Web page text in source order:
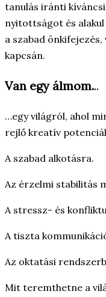
tanulás iránti
nyitottságot és
a szabad
kapcsán.
Van egy álmom...
…egy világról, ahol
rejlő kreatív
A szabad alkotásra.
Az érzelmi stabilitás
A stressz- és
A tiszta
Az oktatási
Mit teremthetne a